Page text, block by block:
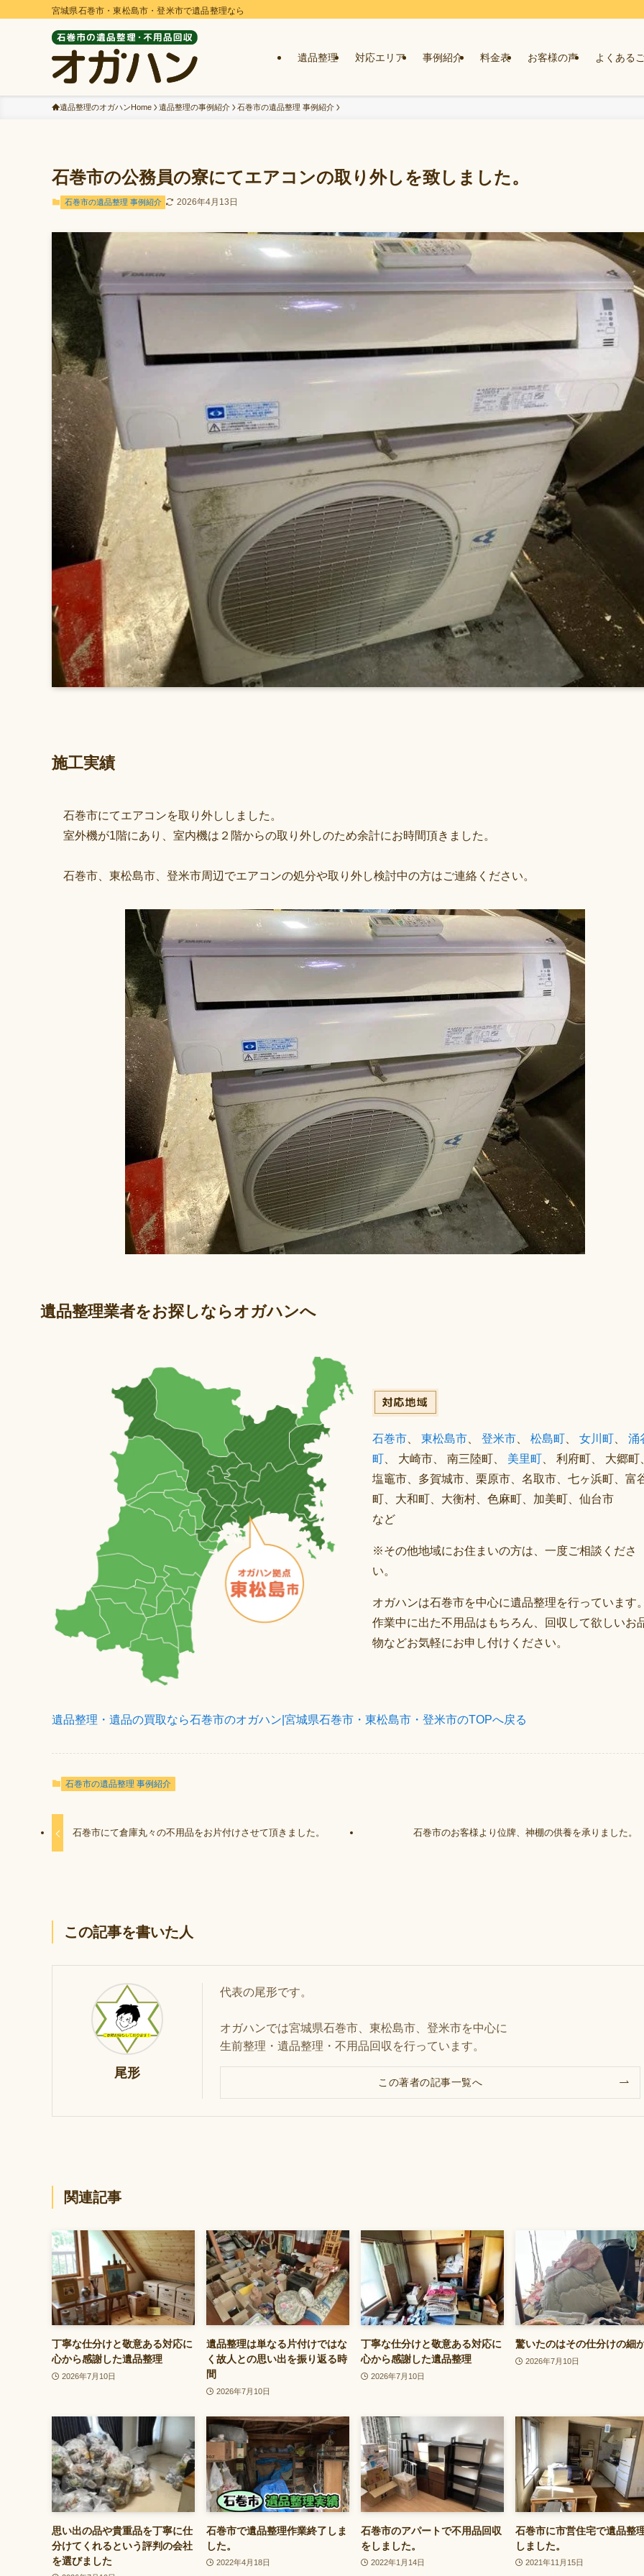
宮城県石巻市・東松島市・登米市で遺品整理なら
遺品整理 対応エリア 事例紹介 料金表 お客様の声 よくある
遺品整理のオガハンHome 遺品整理の事例紹介 石巻市の遺品整理 事例紹介
石巻市の公務員の寮にてエアコンの取り外しを致しました。
石巻市の遺品整理 事例紹介 2026年4月13日
施工実績
石巻市にてエアコンを取り外ししました。
室外機が1階にあり、室内機は２階からの取り外しのため余計にお時間頂きました。
石巻市、東松島市、登米市周辺でエアコンの処分や取り外し検討中の方はご連絡ください。
遺品整理業者をお探しならオガハンへ
石巻市 東松島市 登米市 松島町 女川町
涌
町 、 大崎市、 南三陸町、 美里町 、 利府町、 大郷町
塩竈市、多賀城市、栗原市、名取市、七ヶ浜町、富
町、大和町、大衡村、色麻町、加美町、仙台市
など
※その他地域にお住まいの方は、一度ご相談くださ
い。
オガハンは石巻市を中心に遺品整理を行っています
作業中に出た不用品はもちろん、回収して欲しいお
物などお気軽にお申し付けください。
遺品整理・遺品の買取なら石巻市のオガハン|宮城県石巻市・東松島市・登米市のTOPへ戻る
石巻市の遺品整理 事例紹介
石巻市にて倉庫丸々の不用品をお片付けさせて頂きました。 石巻市のお客様より位牌、神棚の供養を承りました。
この記事を書いた人
尾形
代表の尾形です。
オガハンでは宮城県石巻市、東松島市、登米市を中心に
生前整理・遺品整理・不用品回収を行っています。
この著者の記事一覧へ
関連記事
丁寧な仕分けと敬意ある対応に
心から感謝した遺品整理
2026年7月10日
遺品整理は単なる片付けではな
く故人との思い出を振り返る時
間
2026年7月10日
丁寧な仕分けと敬意ある対応に
心から感謝した遺品整理
2026年7月10日
驚いたのはその仕分けの細
2026年7月10日
思い出の品や貴重品を丁寧に仕
分けてくれるという評判の会社
を選びました
石巻市で遺品整理作業終了しま
した。
2022年4月18日
石巻市のアパートで不用品回収
をしました。
2022年1月14日
石巻市に市営住宅で遺品整
しました。
2021年11月15日